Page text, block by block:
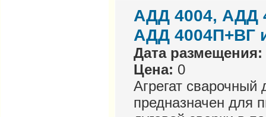
АДД 4004, АДД
АДД 4004П+ВГ
Дата размещения:
Цена: 0
Агрегат
предназначен для